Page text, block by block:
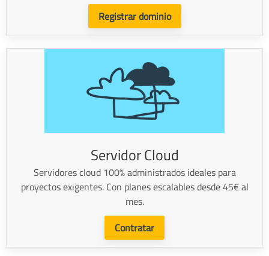
Registrar dominio
Servidor Cloud
Servidores cloud 100% administrados ideales para
proyectos exigentes. Con planes escalables desde 45€ al
mes.
Contratar